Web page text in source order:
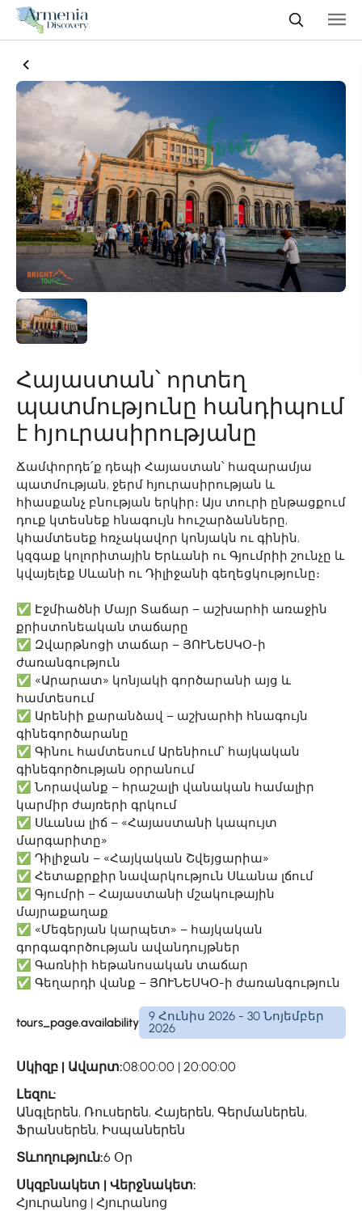
Հայաստան՝ որտեղ
պատմությունը հանդիպում
է հյուրասիրությանը
Ճամփորդե՛ք դեպի Հայաստան՝ հազարամյա
պատմության, ջերմ հյուրասիրության և
հիասքանչ բնության երկիր։ Այս տուրի ընթացքում
դուք կտեսնեք հնագույն հուշարձանները,
կհամտեսեք հռչակավոր կոնյակն ու գինին,
կզգաք կոլորիտային Երևանի ու Գյումրիի շունչը և
կվայելեք Սևանի ու Դիլիջանի գեղեցկությունը։
✅ Էջմիածնի Մայր Տաճար – աշխարհի առաջին
քրիստոնեական տաճարը
✅ Զվարթնոցի տաճար – ՅՈՒՆԵՍԿՕ-ի
ժառանգություն
✅ «Արարատ» կոնյակի գործարանի այց և
համտեսում
✅ Արենիի քարանձավ – աշխարհի հնագույն
գինեգործարանը
✅ Գինու համտեսում Արենիում՝ հայկական
գինեգործության օրրանում
✅ Նորավանք – հրաշալի վանական համալիր
կարմիր ժայռերի գրկում
✅ Սևանա լիճ – «Հայաստանի կապույտ
մարգարիտը»
✅ Դիլիջան – «Հայկական Շվեյցարիա»
✅ Հետաքրքիր նավարկություն Սևանա լճում
✅ Գյումրի – Հայաստանի մշակութային
մայրաքաղաք
✅ «Մեգերյան կարպետ» – հայկական
գորգագործության ավանդույթներ
✅ Գառնիի հեթանոսական տաճար
✅ Գեղարդի վանք – ՅՈՒՆԵՍԿՕ-ի ժառանգություն
tours_page.availability
9 Հունիս 2026 - 30 Նոյեմբեր
2026
Սկիզբ | Ավարտ:08:00:00 | 20:00:00
Լեզու:
Անգլերեն, Ռուսերեն, Հայերեն, Գերմաներեն,
Ֆրանսերեն, Իսպաներեն
Տևողություն:6 Օր
Սկզբնակետ | Վերջնակետ:
Հյուրանոց | Հյուրանոց